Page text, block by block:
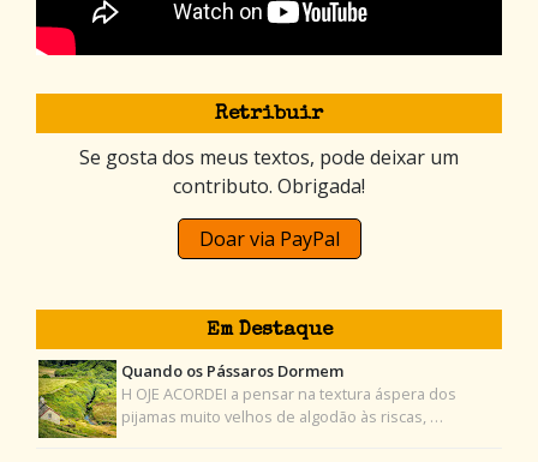
Retribuir
Se gosta dos meus textos, pode deixar um
contributo. Obrigada!
Doar via PayPal
Em Destaque
Quando os Pássaros Dormem
H OJE ACORDEI a pensar na textura áspera dos
pijamas muito velhos de algodão às riscas, …